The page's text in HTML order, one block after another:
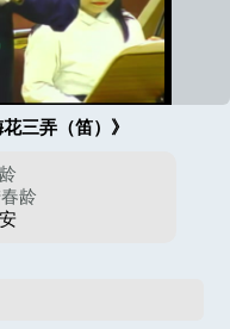
三弄（笛）》
龄